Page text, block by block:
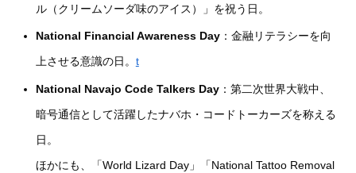
ル（クリームソーダ味のアイス）」を祝う日。
National Financial Awareness Day：金融リテラシーを向
上させる意識の日。 t
National Navajo Code Talkers Day：第二次世界大戦中、
暗号通信として活躍したナバホ・コードトーカーズを称える
日。
ほかにも、「World Lizard Day」「National Tattoo Removal